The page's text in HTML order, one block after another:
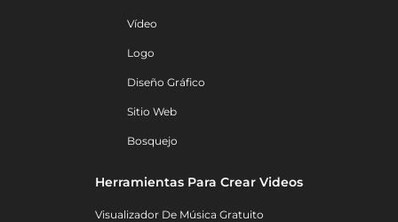
Vídeo
Logo
Diseño Gráfico
Sitio Web
Bosquejo
Herramientas Para Crear Videos
Visualizador De Música Gratuito